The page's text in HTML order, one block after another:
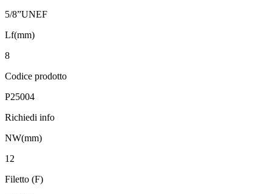
5/8”UNEF
Lf(mm)
8
Codice prodotto
P25004
Richiedi info
NW(mm)
12
Filetto (F)